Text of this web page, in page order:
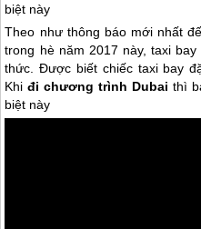
biệt này
Theo như thông báo mới nhất
trong hè năm 2017 này, taxi bay
thức. Được biết chiếc taxi bay
Khiđi chương trình Dubai thì
biệt này